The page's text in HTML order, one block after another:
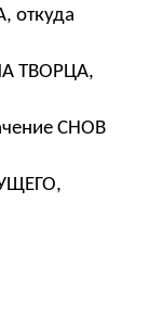
откуда
ТВОРЦА,
СНОВ